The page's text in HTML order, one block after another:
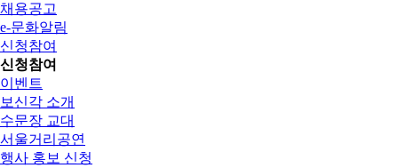
채용공고
e-문화알림
신청참여
신청참여
이벤트
보신각 소개
수문장 교대
서울거리공연
행사 홍보 신청